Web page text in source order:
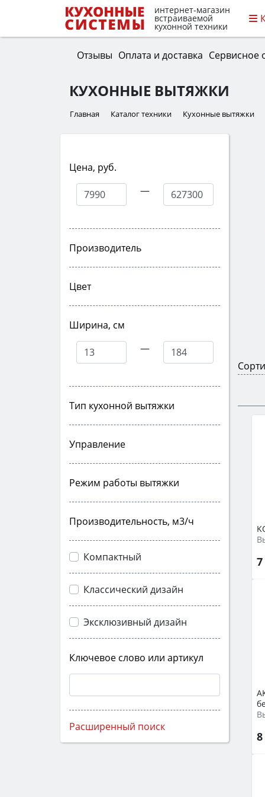
интернет-магазин
встраиваемой
кухонной техники
Отзывы Оплата и доставка Сервисное
КУХОННЫЕ ВЫТЯЖКИ
Главная Каталог техники Кухонные вытяжки
Цена, руб.
—
Производитель
Цвет
Ширина, см
—
Тип кухонной вытяжки
Управление
Режим работы вытяжки
Производительность, м3/ч
Компактный
Классический дизайн
Эксклюзивный дизайн
Ключевое слово или артикул
Расширенный поиск